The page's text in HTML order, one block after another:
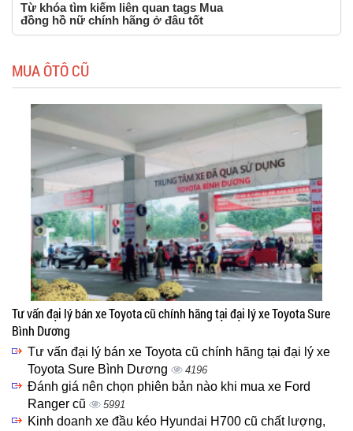
Từ khóa tìm kiếm liên quan tags Mua
đồng hồ nữ chính hãng ở đâu tốt
MUA ÔTÔ CŨ
Tư vấn đại lý bán xe Toyota cũ chính hãng tại đại lý xe Toyota Sure
Bình Dương
Tư vấn đại lý bán xe Toyota cũ chính hãng tại đại lý xe
Toyota Sure Bình Dương
4196
Đánh giá nên chọn phiên bản nào khi mua xe Ford
Ranger cũ
5991
Kinh doanh xe đầu kéo Hyundai H700 cũ chất lượng,